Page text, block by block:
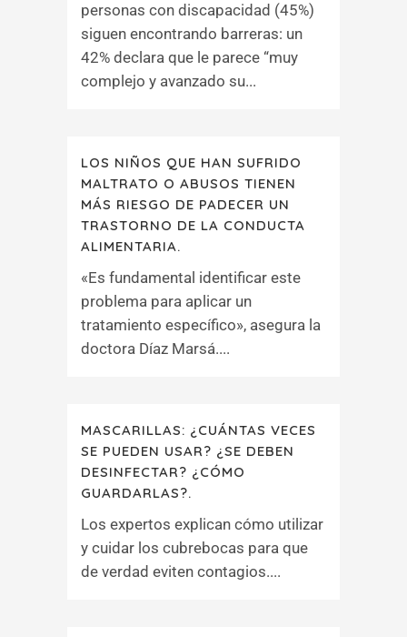
personas con discapacidad (45%)
siguen encontrando barreras: un
42% declara que le parece “muy
complejo y avanzado su...
LOS NIÑOS QUE HAN SUFRIDO
MALTRATO O ABUSOS TIENEN
MÁS RIESGO DE PADECER UN
TRASTORNO DE LA CONDUCTA
ALIMENTARIA.
«Es fundamental identificar este
problema para aplicar un
tratamiento específico», asegura la
doctora Díaz Marsá....
MASCARILLAS: ¿CUÁNTAS VECES
SE PUEDEN USAR? ¿SE DEBEN
DESINFECTAR? ¿CÓMO
GUARDARLAS?.
Los expertos explican cómo utilizar
y cuidar los cubrebocas para que
de verdad eviten contagios....